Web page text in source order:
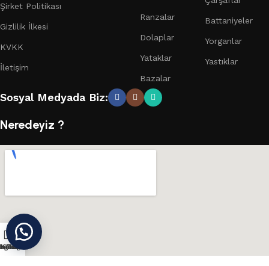
Şirket Politikası
Gizlilik İlkesi
KVKK
İletişim
Ranzalar
Dolaplar
Yataklar
Bazalar
Battaniyeler
Yorganlar
Yastıklar
Sosyal Medyada Biz:
Neredeyiz ?
Konum
Instagram
Teklif Al